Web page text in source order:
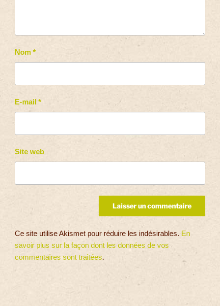
Nom *
E-mail *
Site web
Ce site utilise Akismet pour réduire les indésirables. En
savoir plus sur la façon dont les données de vos
commentaires sont traitées.